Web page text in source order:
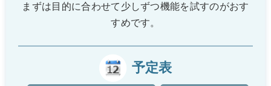
まずは目的に合わせて少しずつ機能を試すのがおす
すめです。
予定表